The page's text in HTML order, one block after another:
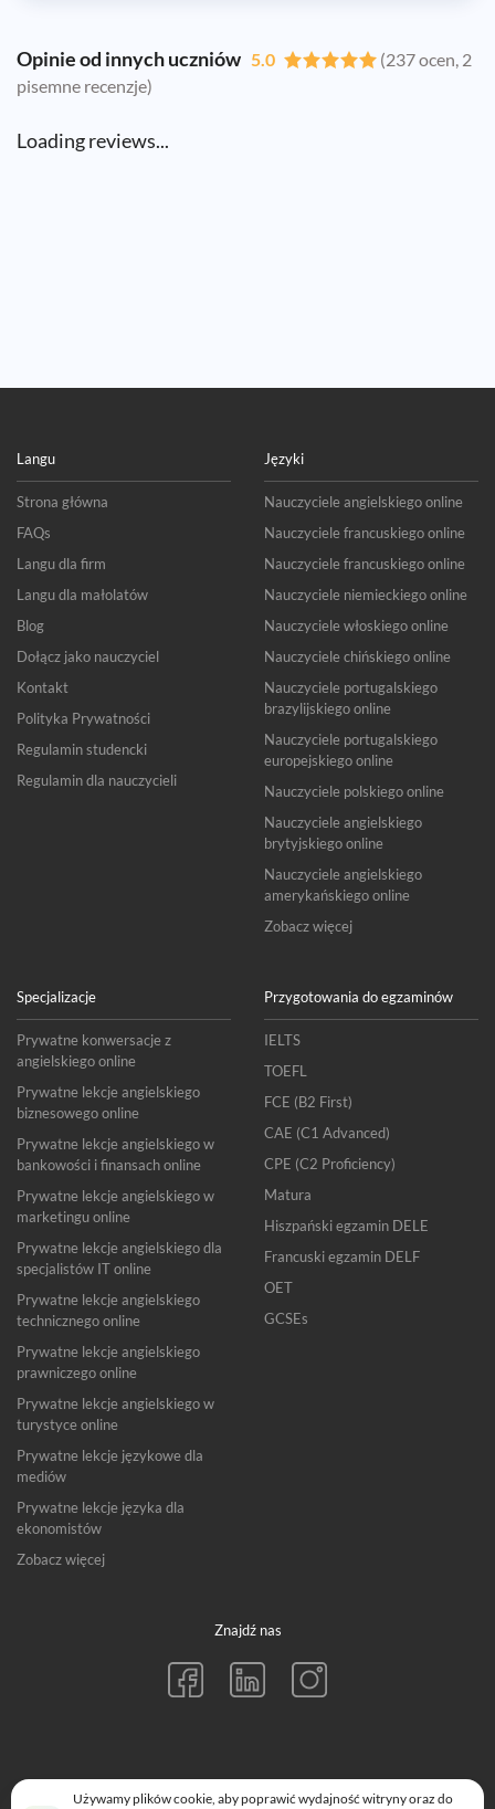
Opinie od innych uczniów 5.0
(237 ocen, 2
pisemne recenzje)
Loading reviews...
Langu
Strona główna
FAQs
Langu dla firm
Langu dla małolatów
Blog
Dołącz jako nauczyciel
Kontakt
Polityka Prywatności
Regulamin studencki
Regulamin dla nauczycieli
Języki
Nauczyciele angielskiego online
Nauczyciele francuskiego online
Nauczyciele francuskiego online
Nauczyciele niemieckiego online
Nauczyciele włoskiego online
Nauczyciele chińskiego online
Nauczyciele portugalskiego
brazylijskiego online
Nauczyciele portugalskiego
europejskiego online
Nauczyciele polskiego online
Nauczyciele angielskiego
brytyjskiego online
Nauczyciele angielskiego
amerykańskiego online
Zobacz więcej
Specjalizacje
Prywatne konwersacje z
angielskiego online
Prywatne lekcje angielskiego
biznesowego online
Prywatne lekcje angielskiego w
bankowości i finansach online
Prywatne lekcje angielskiego w
marketingu online
Prywatne lekcje angielskiego dla
specjalistów IT online
Prywatne lekcje angielskiego
technicznego online
Prywatne lekcje angielskiego
prawniczego online
Prywatne lekcje angielskiego w
turystyce online
Prywatne lekcje językowe dla
mediów
Prywatne lekcje języka dla
ekonomistów
Zobacz więcej
Przygotowania do egzaminów
IELTS
TOEFL
FCE (B2 First)
CAE (C1 Advanced)
CPE (C2 Proficiency)
Matura
Hiszpański egzamin DELE
Francuski egzamin DELF
OET
GCSEs
Znajdź nas
Używamy plików cookie, aby poprawić wydajność witryny oraz do